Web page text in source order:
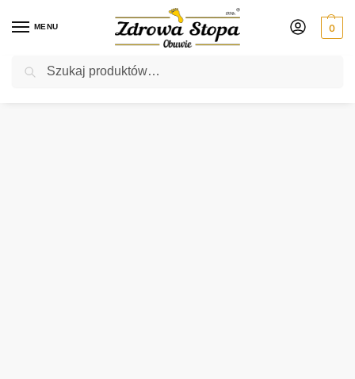
MENU 0
Rabat ⚡ 5% kod: ZDROWASTOPA (na obuwie poza promocją)